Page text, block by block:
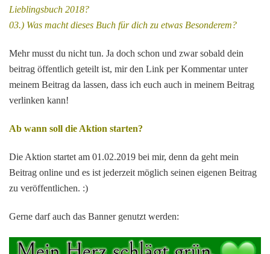
Lieblingsbuch 2018?
03.) Was macht dieses Buch für dich zu etwas Besonderem?
Mehr musst du nicht tun. Ja doch schon und zwar sobald dein
beitrag öffentlich geteilt ist, mir den Link per Kommentar unter
meinem Beitrag da lassen, dass ich euch auch in meinem Beitrag
verlinken kann!
Ab wann soll die Aktion starten?
Die Aktion startet am 01.02.2019 bei mir, denn da geht mein
Beitrag online und es ist jederzeit möglich seinen eigenen Beitrag
zu veröffentlichen. :)
Gerne darf auch das Banner genutzt werden: